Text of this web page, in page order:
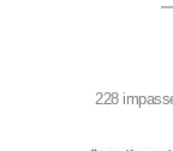
228